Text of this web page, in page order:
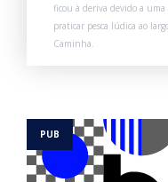
ficou à deriva devido a
praticar pesca lúdica ao
Caminha.